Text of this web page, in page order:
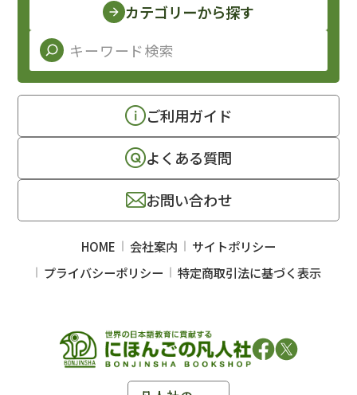
カテゴリーから探す
ご利用ガイド
よくある質問
お問い合わせ
HOME 会社案内
サイトポリシー
プライバシーポリシー
特定商取引法に基づく表示